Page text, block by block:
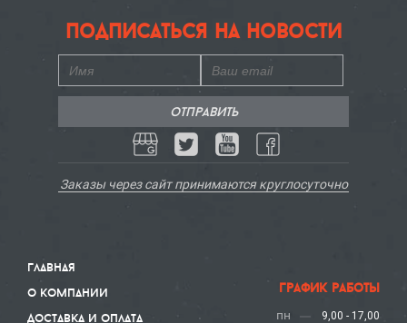
главная
о компании
доставка и оплата
подписаться на новости
Заказы через сайт принимаются круглосуточно
график работы
пн 9,00 - 17,00